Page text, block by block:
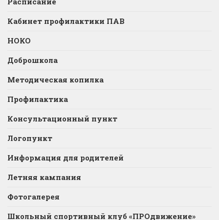
Кабинет профилактики ПАВ
НОКО
Доброшкола
Методическая копилка
Профилактика
Консультационный пункт
Логопункт
Информация для родителей
Летняя кампания
Фотогалерея
Школьный спортивный клуб «ПРОдвижение»